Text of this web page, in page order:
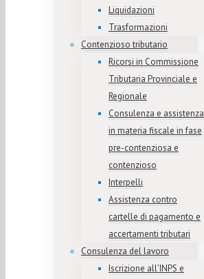
Liquidazioni
Trasformazioni
Contenzioso tributario
Ricorsi in Commissione
Tributaria Provinciale e
Regionale
Consulenza e assistenza
in materia fiscale in fase
pre-contenziosa e
contenzioso
Interpelli
Assistenza contro
cartelle di pagamento e
accertamenti tributari
Consulenza del lavoro
Iscrizione all’INPS e